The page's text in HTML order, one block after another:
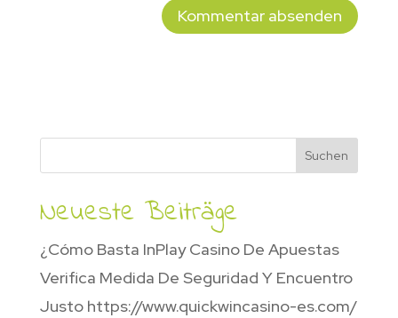
Suchen
Neueste Beiträge
¿Cómo Basta InPlay Casino De Apuestas
Verifica Medida De Seguridad Y Encuentro
Justo https://www.quickwincasino-es.com/